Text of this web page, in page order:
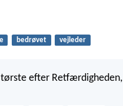
bedrøvet vejleder
tørste efter Retfærdigheden,